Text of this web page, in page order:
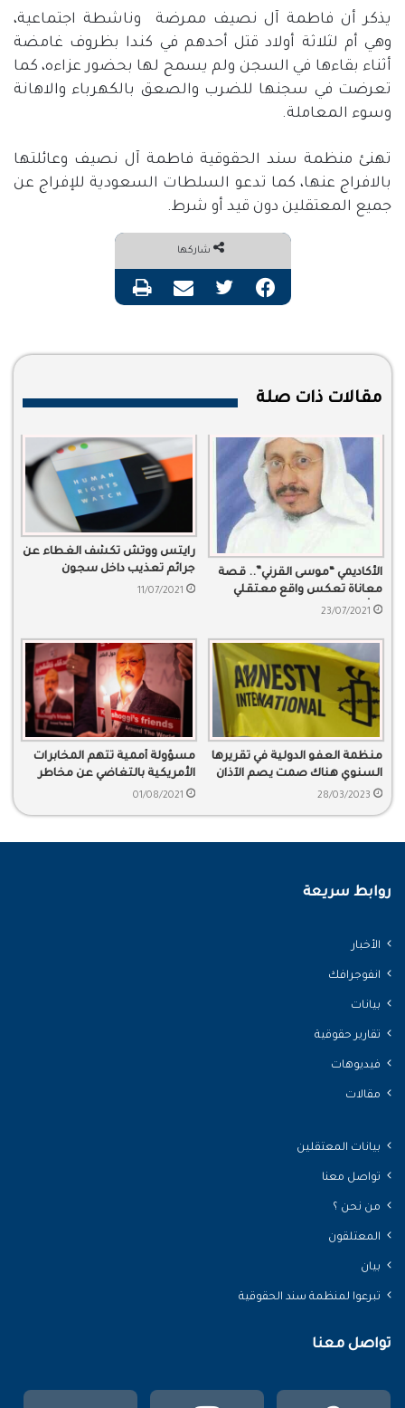
يذكر أن فاطمة آل نصيف ممرضة
وناشطة اجتماعية،
وهي أم لثلاثة أولاد قتل أحدهم في كندا بظروف غامضة
أثناء بقاءها في السجن ولم يسمح لها بحضور عزاءه، كما
تعرضت في سجنها للضرب والصعق بالكهرباء والاهانة
وسوء المعاملة.
تهنئ منظمة سند الحقوقية فاطمة آل نصيف وعائلتها
بالافراج عنها، كما تدعو السلطات السعودية للإفراج عن
جميع المعتقلين دون قيد أو شرط.
شاركها
فيسبوك تويتر مشاركة عبر البريد طباعة
مقالات ذات صلة
الأكاديمي “موسى القرني”.. قصة
معاناة تعكس واقع معتقلي
الرأي23/07/2021
رايتس ووتش تكشف الغطاء عن
جرائم تعذيب داخل سجون
السعودية
11/07/2021
منظمة العفو الدولية في تقريرها
السنوي هناك صمت يصم الآذان
تجاه سجل السعودية الحقوقي
28/03/2023
مسؤولة أممية تتهم المخابرات
الأمريكية بالتغاضي عن مخاطر
قتل “خاشقجي”
01/08/2021
روابط سريعة
الأخبار
انفوجرافك
بيانات
تقارير حقوقية
فيديوهات
مقالات
بيانات المعتقلين
تواصل معنا
من نحن ؟
المعتلقون
بيان
تبرعوا لمنظمة سند الحقوقية
تواصل معنا